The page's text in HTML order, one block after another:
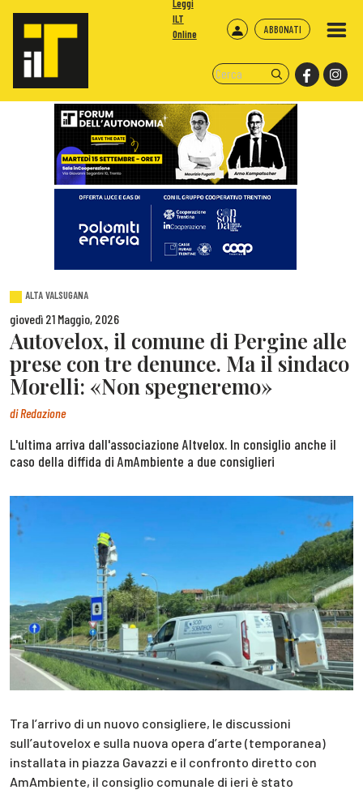
ABBONATI
Leggi
ILT
Online
ALTA VALSUGANA
giovedì 21 Maggio, 2026
Autovelox, il comune di Pergine alle
prese con tre denunce. Ma il sindaco
Morelli: «Non spegneremo»
diRedazione
L'ultima arriva dall'associazione Altvelox. In consiglio anche il
caso della diffida di AmAmbiente a due consiglieri
Tra l’arrivo di un nuovo consigliere, le discussioni
sull’autovelox e sulla nuova opera d’arte (temporanea)
installata in piazza Gavazzi e il confronto diretto con
AmAmbiente, il consiglio comunale di ieri è stato